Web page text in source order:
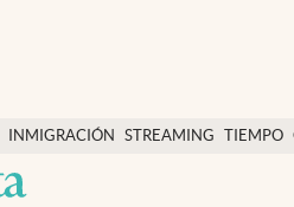
INMIGRACIÓN STREAMING TIEMPO